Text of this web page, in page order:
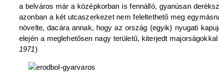
a belváros már a középkorban is fennálló, gyanúsan
azonban a két utcaszerkezet nem feleltethető meg
növelte, dacára annak, hogy az ország (egyik) nyugati
elején a meglehetősen nagy területű, kiterjedt
1971)